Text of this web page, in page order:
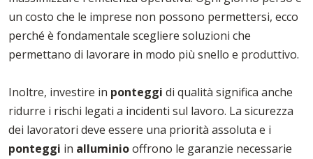
un costo che le imprese non possono permettersi, ecco
perché è fondamentale scegliere soluzioni che
permettano di lavorare in modo più snello e produttivo.
Inoltre, investire in ponteggi di qualità significa anche
ridurre i rischi legati a incidenti sul lavoro. La sicurezza
dei lavoratori deve essere una priorità assoluta e i
ponteggi in alluminiooffrono le garanzie necessarie